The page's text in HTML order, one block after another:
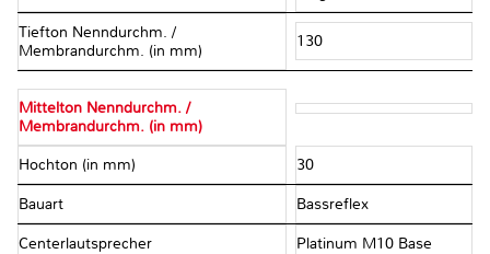
Tiefton Nenndurchm. /
Membrandurchm. (in mm)
130
Mittelton Nenndurchm. /
Membrandurchm. (in mm)
Hochton (in mm) 30
Bauart Bassreflex
Centerlautsprecher Platinum M10 Base